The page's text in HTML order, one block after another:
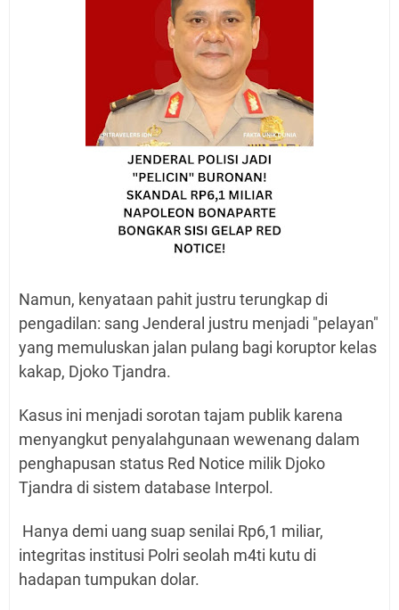
Namun, kenyataan pahit justru terungkap di
pengadilan: sang Jenderal justru menjadi "pelayan"
yang memuluskan jalan pulang bagi koruptor kelas
kakap, Djoko Tjandra.
Kasus ini menjadi sorotan tajam publik karena
menyangkut penyalahgunaan wewenang dalam
penghapusan status Red Notice milik Djoko
Tjandra di sistem database Interpol.
Hanya demi uang suap senilai Rp6,1 miliar,
integritas institusi Polri seolah m4ti kutu di
hadapan tumpukan dolar.